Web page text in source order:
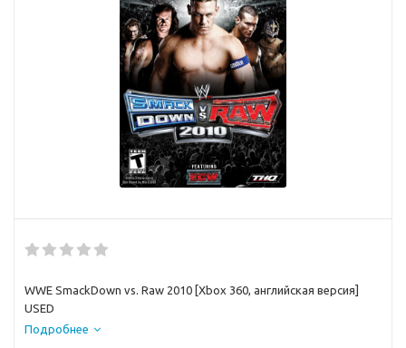
WWE SmackDown vs. Raw 2010 [Xbox 360, английская версия]
USED
Подробнее